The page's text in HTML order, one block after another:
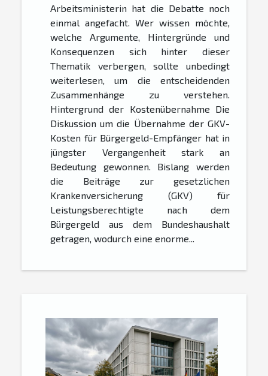
Arbeitsministerin hat die Debatte noch
einmal angefacht. Wer wissen möchte,
welche Argumente, Hintergründe und
Konsequenzen sich hinter dieser
Thematik verbergen, sollte unbedingt
weiterlesen, um die entscheidenden
Zusammenhänge zu verstehen.
Hintergrund der Kostenübernahme Die
Diskussion um die Übernahme der GKV-
Kosten für Bürgergeld-Empfänger hat in
jüngster Vergangenheit stark an
Bedeutung gewonnen. Bislang werden
die Beiträge zur gesetzlichen
Krankenversicherung (GKV) für
Leistungsberechtigte nach dem
Bürgergeld aus dem Bundeshaushalt
getragen, wodurch eine enorme...